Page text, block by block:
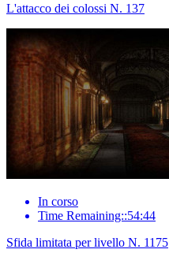
L'attacco dei colossi N. 137
In corso
Time Remaining::54:44
Sfida limitata per livello N. 1175